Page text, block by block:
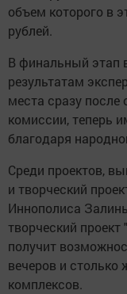
объем которого в
рублей.
В финальный этап
результатам
места сразу после
комиссии, теперь
благодаря
Среди проектов,
и творческий
Иннополиса
творческий
получит
вечеров и
комплексов.